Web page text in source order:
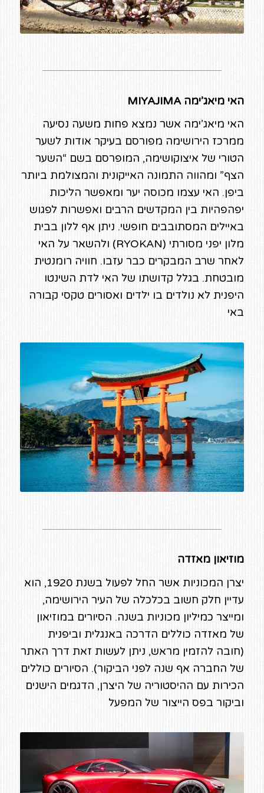
האי מיאג’ימה MIYAJIMA
האי מיאג’ימה אשר נמצא פחות משעה נסיעה
ממרכז הירושימה מפורסם בעיקר אודות לשער
הטורי של איצוקושימה, המופרסם בשם “השער
הצף” ומהווה התמונה האייקונית והמצולמת ביותר
ביפן. האי עצמו מכוסה יער ומאפשר הליכות
יפהפהיות בין המקדשים הרבים ואפשרות לפגוש
באיילים המסתובבים חופשי. ניתן אף ללון בבית
מלון יפני מסורתי (RYOKAN) ולהשאר על האי
לאחר שרב המבקרים כבר עזבו. חוויה רומנטית
מובטחת. בגלל קדושתו של האי לדת השינטו
היפנית לא נולדים בו ילדים ואסורים טקסי קבורה
באי
מוזיאון מאזדה
יצרן המכוניות אשר החל לפעול בשנת 1920, הוא
עדיין חלק חשוב בכלכלה של העיר הירושימה,
ומייצר כמיליון מכוניות בשנה. הסיורים במוזיאון
של מאזדה כוללים הדרכה באנגלית וביפנית
(חובה להזמין מראש, ניתן לעשות זאת דרך האתר
של החברה אף שנה לפני הביקור). הסיורים כוללים
הכירות עם ההיסטוריה של היצרן, הדגמים הישנים
וביקור בפס הייצור של המפעל